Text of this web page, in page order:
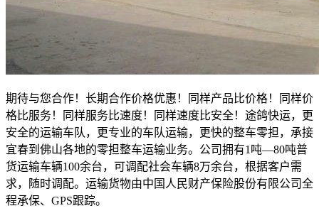
期待与您合作！长期合作价格优惠！同样产品比价格！同样价
格比服务！同样服务比速度！同样速度比安全！途鸽快运，更
安全的运输车队，更专业的车队运输，更快的整车零担，承接
宜春到佛山各地的零担整车运输业务。公司拥有1 吨—80吨普
货运输车辆100余台，可调配社会车辆8万余台，根据客户需
求，随时调配。运输货物由中国人民财产保险股份有限公司全
程承保、 GPS跟踪。